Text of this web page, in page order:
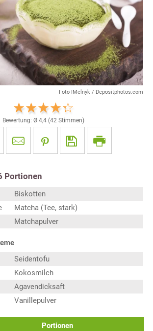
Foto IMelnyk / Depositphotos.com
Bewertung: Ø 4,4(42Stimmen)
Portionen
Biskotten
Matcha (Tee, stark)
Matchapulver
Seidentofu
Kokosmilch
Agavendicksaft
Vanillepulver
Portionen